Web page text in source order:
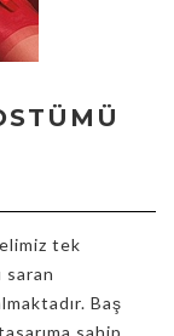
tek
saran
Baş
sahip